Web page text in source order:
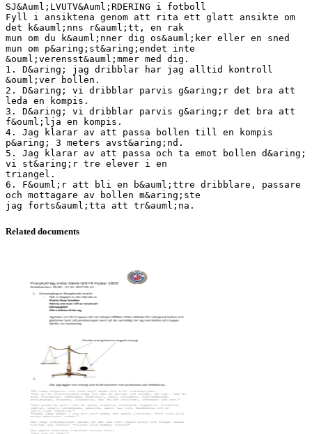
SJ&Auml;LVUTV&Auml;RDERING i fotboll
Fyll i ansiktena genom att rita ett glatt ansikte om
det k&auml;nns r&auml;tt, en rak
mun om du k&auml;nner dig os&auml;ker eller en sned
mun om p&aring;st&aring;endet inte
&ouml;verensst&auml;mmer med dig.
1. D&aring; jag dribblar har jag alltid kontroll
&ouml;ver bollen.
2. D&aring; vi dribblar parvis g&aring;r det bra att
leda en kompis.
3. D&aring; vi dribblar parvis g&aring;r det bra att
f&ouml;lja en kompis.
4. Jag klarar av att passa bollen till en kompis
p&aring; 3 meters avst&aring;nd.
5. Jag klarar av att passa och ta emot bollen d&aring;
vi st&aring;r tre elever i en
triangel.
6. F&ouml;r att bli en b&auml;ttre dribblare, passare
och mottagare av bollen m&aring;ste
Related documents